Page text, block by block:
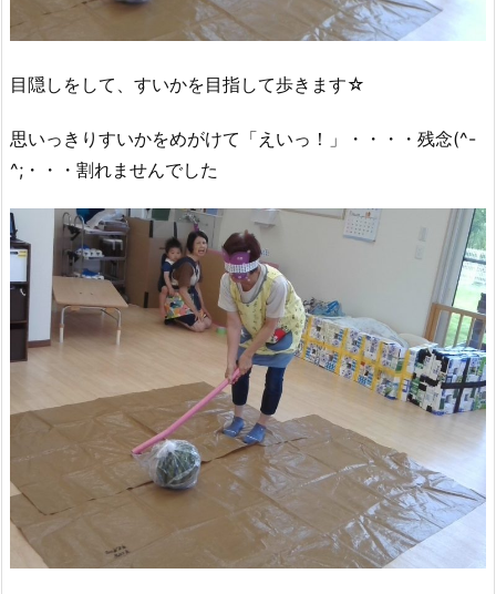
目隠しをして、すいかを目指して歩きます☆
思いっきりすいかをめがけて「えいっ！」・・・・残念(^-
^;・・・割れませんでした